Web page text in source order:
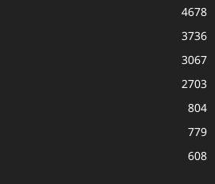
4678
3736
3067
2703
804
779
608